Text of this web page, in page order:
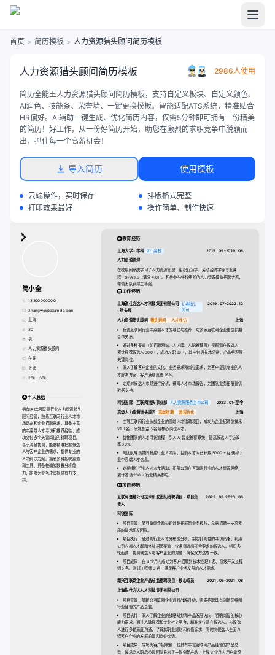
首页 > 简历模板 > 人力资源猎头顾问简历模板
人力资源猎头顾问简历模板 2986人使用
简历全能王人力资源猎头顾问简历模板，支持自定义板块、自定义颜色、
AI润色、技能条、荣誉墙、一键更换模板。智能适配ATS系统，精准贴合
HR偏好。AI辅助一键生成、优化简历内容，仅需5分钟即可拥有一份精美
的简历！好工作，从一份好简历开始，助您在激烈的求职竞争中脱颖而
出，抓住每一个高薪机会！
导入简历 使用模板
云端操作，实时保存
排版格式完整
打印效果最好
操作简单、制作快速
简小全
13800000000
zhangwei@example.com
上海
30
男
人力资源猎头顾问
在职
上海
20k - 30k
个人总结
拥有[X]年互联网行业人力资源猎头
顾问经验，熟悉互联网行业人才市
场动态和企业招聘需求。具备丰富
的中高端人才寻访和推荐经验，成
功交付多个关键岗位的猎聘项目。
善于沟通协调，能够精准把握候选
人与客户企业的需求，提供专业的
人才解决方案。熟悉多种招聘渠道
和工具，具备较强的数据分析能
力，能够为业务决策提供有力支
持。
教育经历
上海大学 - 本科 211 高校
2015 . 09-2019 . 06
人力资源管理
在校期间系统学习了人力资源管理、组织行为学、劳动经济学等专业课
程，GPA 3.5（满分 4.0）。积极参与学校组织的人力资源模拟招聘大赛，
带领团队获得二等奖。
工作经历
上海锐仕方达人才科技集团有限公司
- 猎头部
知名猎头
公司
2019 . 07-2022 . 12
人力资源猎头顾问 猎头顾问 人才寻访
上海
负责互联网行业中高端人才的寻访与推荐，与多家互联网企业建立长期
合作关系。
通过多种渠道（如招聘网站、人才库、人脉推荐等）挖掘潜在候选人，
累计推荐候选人 300 +，成功入职 80 +，其中包括技术总监、产品经理等
关键岗位。
深入了解客户企业的文化、业务需求和岗位要求，为客户提供专业的人
才解决方案，客户满意度达 95%。
定期对候选人市场进行分析，撰写人才市场报告，为团队业务拓展提供
数据支持。
科锐国际 - 互联网猎头事业部 人力资源服务上市公司 2023 . 01-至今
高级人力资源猎头顾问 高端猎聘 流程优化 上海
主导互联网行业头部企业的高端人才猎聘项目，成功为企业招聘到技术
VP 1 名、研发总监 3 名等核心岗位人才。
优化团队的人才寻访流程，引入 AI 智能推荐系统，提高候选人寻访效
率 30%。
与团队成员共同搭建行业人才库，目前人才库已积累 5000 + 互联网行
业中高端人才信息。
定期组织行业人才沙龙活动，拓展公司在互联网行业的人才资源网络，
累计邀请 200 + 行业精英参与。
项目经历
互联网金融公司技术研发团队猎聘项目 - 项目负
责人
2023 . 03-2023 . 06
科锐国际
项目背景：某互联网金融公司计划拓展新业务板块，急需招聘一支高素
质的技术研发团队。
项目执行：通过对行业人才分布的分析，制定针对性的寻访策略。利用
公司内部人才库和外部招聘渠道，快速筛选出符合要求的候选人。组织多
轮面试，协调候选人与客户企业的沟通，确保双方达成一致。
项目成果：在 3 个月内成功为客户招聘到技术经理 1 名、高级开发工程
师 5 名、测试工程师 3 名，满足客户业务发展的人才需求。
新兴互联网企业产品总监猎聘项目 - 核心成员
2021 . 05-2021 . 08
上海锐仕方达人才科技集团有限公司
项目背景：某新兴互联网企业进行战略升级，需要招聘具有创新思维和
行业经验的产品总监。
项目执行：深入了解企业的战略规划和产品发展方向，明确岗位的核心
能力要求。通过人脉推荐和专业社交平台，精准定位潜在候选人。与候选
人进行多轮深度沟通，了解其职业规划和价值诉求，同时向候选人全面介
绍客户企业的发展前景和岗位优势。
项目成果：成功为客户招聘到一位具有丰富互联网产品经验的产品总
监，该总监入职后带领团队推出了一款创新产品，上线 3 个月内用户量突